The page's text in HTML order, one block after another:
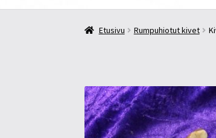
Etusivu Kassa Maksutavat ja
Etusivu Rumpuhiotut kivet